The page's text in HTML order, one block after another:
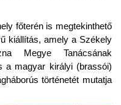
főterén is megtekinthető
kiállítás, amely a Székely
Megye Tanácsának
a magyar királyi (brassói)
történetét mutatja